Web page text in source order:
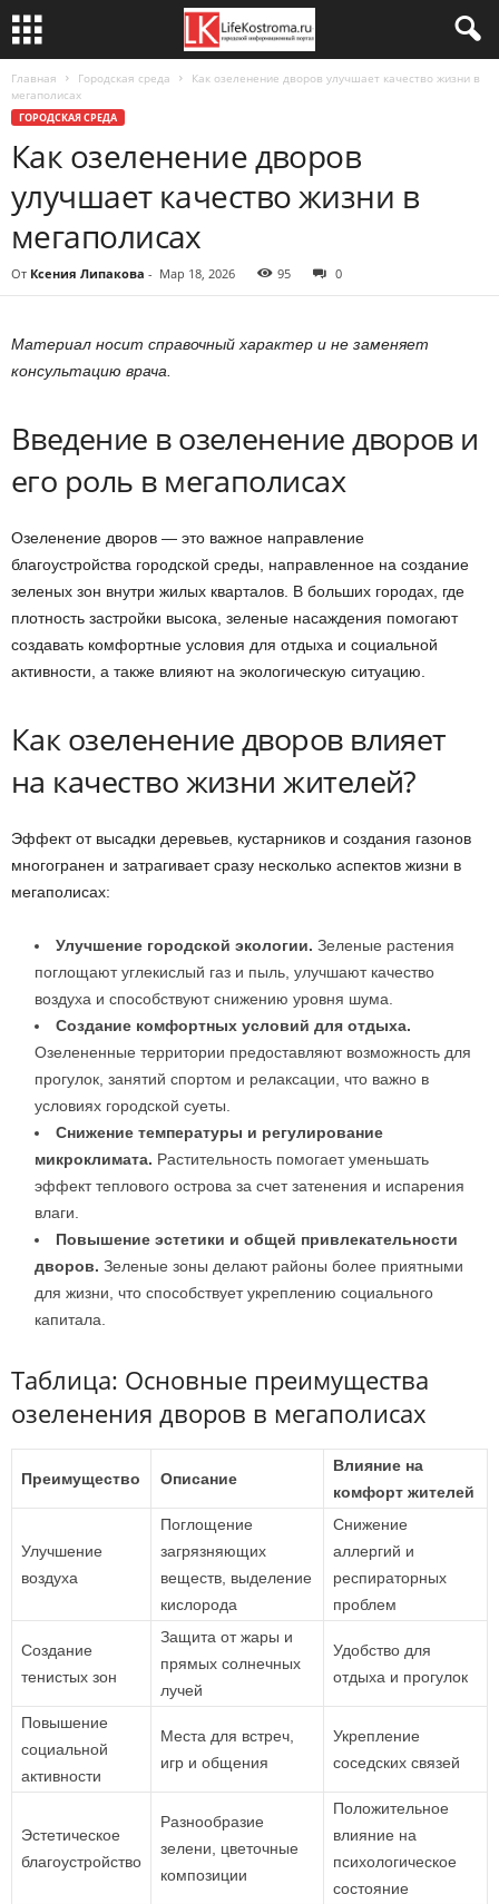
Главная Городская среда
Как озеленение дворов улучшает качество жизни в
мегаполисах
ГОРОДСКАЯ СРЕДА
Как озеленение дворов
улучшает качество жизни в
мегаполисах
От Ксения Липакова - Мар 18, 2026 95 0
Материал носит справочный характер и не заменяет
консультацию врача.
Введение в озеленение дворов и
его роль в мегаполисах
Озеленение дворов — это важное направление
благоустройства городской среды, направленное на создание
зеленых зон внутри жилых кварталов. В больших городах, где
плотность застройки высока, зеленые насаждения помогают
создавать комфортные условия для отдыха и социальной
активности, а также влияют на экологическую ситуацию.
Как озеленение дворов влияет
на качество жизни жителей?
Эффект от высадки деревьев, кустарников и создания газонов
многогранен и затрагивает сразу несколько аспектов жизни в
мегаполисах:
Улучшение городской экологии. Зеленые растения
поглощают углекислый газ и пыль, улучшают качество
воздуха и способствуют снижению уровня шума.
Создание комфортных условий для отдыха.
Озелененные территории предоставляют возможность для
прогулок, занятий спортом и релаксации, что важно в
условиях городской суеты.
Снижение температуры и регулирование
микроклимата. Растительность помогает уменьшать
эффект теплового острова за счет затенения и испарения
влаги.
Повышение эстетики и общей привлекательности
дворов. Зеленые зоны делают районы более приятными
для жизни, что способствует укреплению социального
капитала.
Таблица: Основные преимущества
озеленения дворов в мегаполисах
Преимущество Описание
Влияние на
комфорт жителей
Улучшение
воздуха
Поглощение
загрязняющих
веществ, выделение
кислорода
Снижение
аллергий и
респираторных
проблем
Создание
тенистых зон
Защита от жары и
прямых солнечных
лучей
Удобство для
отдыха и прогулок
Повышение
социальной
активности
Места для встреч,
игр и общения
Укрепление
соседских связей
Эстетическое
благоустройство
Разнообразие
зелени, цветочные
композиции
Положительное
влияние на
психологическое
состояние